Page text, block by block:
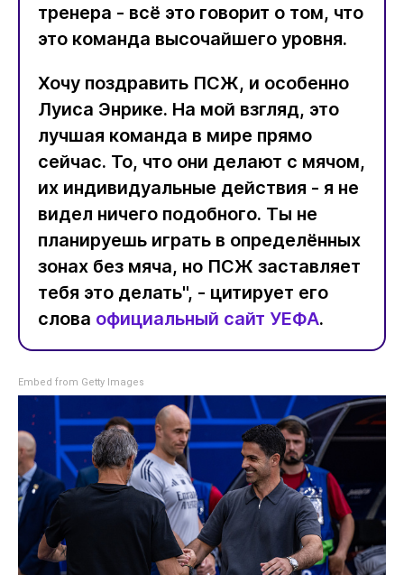
тренера - всё это говорит о том, что
это команда высочайшего уровня.
Хочу поздравить ПСЖ, и особенно
Луиса Энрике. На мой взгляд, это
лучшая команда в мире прямо
сейчас. То, что они делают с мячом,
их индивидуальные действия - я не
видел ничего подобного. Ты не
планируешь играть в определённых
зонах без мяча, но ПСЖ заставляет
тебя это делать", - цитирует его
слова официальный сайт УЕФА.
Embed from Getty Images